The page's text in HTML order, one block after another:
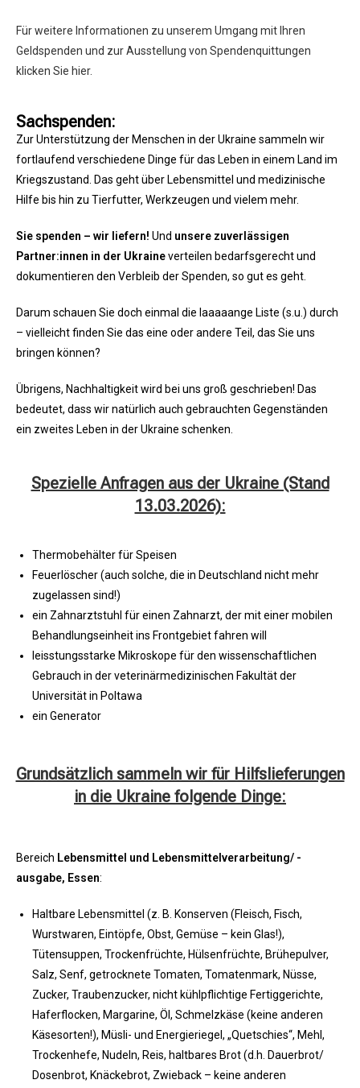
Für weitere Informationen zu unserem Umgang mit Ihren
Geldspenden und zur Ausstellung von Spendenquittungen
klicken Sie hier.
Sachspenden:
Zur Unterstützung der Menschen in der Ukraine sammeln wir
fortlaufend verschiedene Dinge für das Leben in einem Land im
Kriegszustand. Das geht über Lebensmittel und medizinische
Hilfe bis hin zu Tierfutter, Werkzeugen und vielem mehr.
Sie spenden – wir liefern! Und unsere zuverlässigen
Partner:innen in der Ukraineverteilen bedarfsgerecht und
dokumentieren den Verbleib der Spenden, so gut es geht.
Darum schauen Sie doch einmal die laaaaange Liste (s.u.) durch
– vielleicht finden Sie das eine oder andere Teil, das Sie uns
bringen können?
Übrigens, Nachhaltigkeit wird bei uns groß geschrieben! Das
bedeutet, dass wir natürlich auch gebrauchten Gegenständen
ein zweites Leben in der Ukraine schenken.
Spezielle Anfragen aus der Ukraine (Stand
13.03.2026):
Thermobehälter für Speisen
Feuerlöscher (auch solche, die in Deutschland nicht mehr
zugelassen sind!)
ein Zahnarztstuhl für einen Zahnarzt, der mit einer mobilen
Behandlungseinheit ins Frontgebiet fahren will
leisstungsstarke Mikroskope für den wissenschaftlichen
Gebrauch in der veterinärmedizinischen Fakultät der
Universität in Poltawa
ein Generator
Grundsätzlich sammeln wir für Hilfslieferungen
in die Ukraine folgende Dinge:
Bereich Lebensmittel und Lebensmittelverarbeitung/ -
ausgabe, Essen:​​
Haltbare Lebensmittel (z. B. Konserven (Fleisch, Fisch,
Wurstwaren, Eintöpfe, Obst, Gemüse – kein Glas!),
Tütensuppen, Trockenfrüchte, Hülsenfrüchte, Brühepulver,
Salz, Senf, getrocknete Tomaten, Tomatenmark, Nüsse,
Zucker, Traubenzucker, nicht kühlpflichtige Fertiggerichte,
Haferflocken, Margarine, Öl, Schmelzkäse (keine anderen
Käsesorten!), Müsli- und Energieriegel, „Quetschies“, Mehl,
Trockenhefe, Nudeln, Reis, haltbares Brot (d.h. Dauerbrot/
Dosenbrot, Knäckebrot, Zwieback – keine anderen